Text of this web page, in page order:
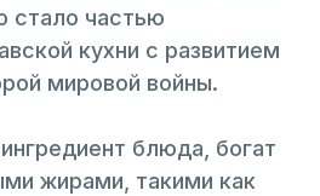
стало частью
кухни с развитием
мировой войны.
блюда, богат
жирами, такими как